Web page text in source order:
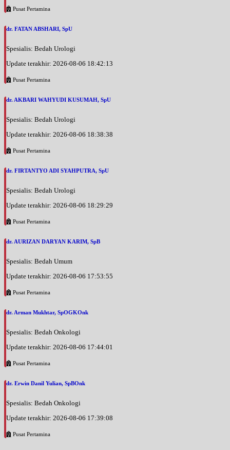
Pusat Pertamina
dr. FATAN ABSHARI, SpU
Spesialis: Bedah Urologi
Update terakhir: 2026-08-06 18:42:13
Pusat Pertamina
dr. AKBARI WAHYUDI KUSUMAH, SpU
Spesialis: Bedah Urologi
Update terakhir: 2026-08-06 18:38:38
Pusat Pertamina
dr. FIRTANTYO ADI SYAHPUTRA, SpU
Spesialis: Bedah Urologi
Update terakhir: 2026-08-06 18:29:29
Pusat Pertamina
dr. AURIZAN DARYAN KARIM, SpB
Spesialis: Bedah Umum
Update terakhir: 2026-08-06 17:53:55
Pusat Pertamina
dr. Arman Mukhtar, SpOGKOnk
Spesialis: Bedah Onkologi
Update terakhir: 2026-08-06 17:44:01
Pusat Pertamina
dr. Erwin Danil Yulian, SpBOnk
Spesialis: Bedah Onkologi
Update terakhir: 2026-08-06 17:39:08
Pusat Pertamina